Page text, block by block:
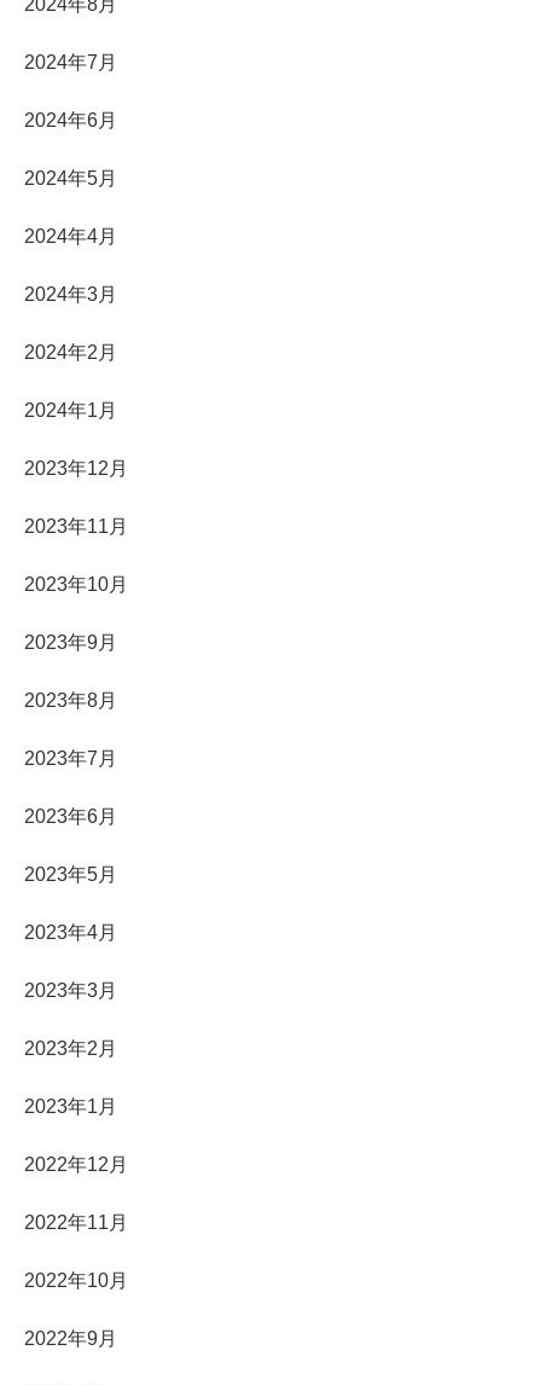
2024年8月
2024年7月
2024年6月
2024年5月
2024年4月
2024年3月
2024年2月
2024年1月
2023年12月
2023年11月
2023年10月
2023年9月
2023年8月
2023年7月
2023年6月
2023年5月
2023年4月
2023年3月
2023年2月
2023年1月
2022年12月
2022年11月
2022年10月
2022年9月